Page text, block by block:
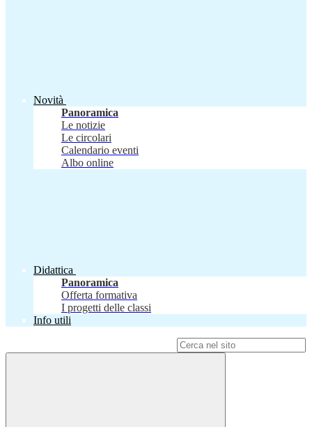
Novità
Panoramica
Le notizie
Le circolari
Calendario eventi
Albo online
Didattica
Panoramica
Offerta formativa
I progetti delle classi
Info utili